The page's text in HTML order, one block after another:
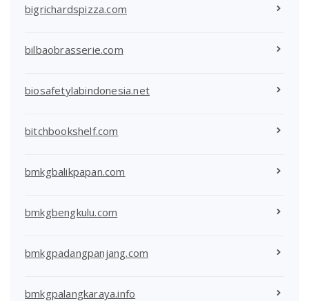
bigrichardspizza.com
bilbaobrasserie.com
biosafetylabindonesia.net
bitchbookshelf.com
bmkgbalikpapan.com
bmkgbengkulu.com
bmkgpadangpanjang.com
bmkgpalangkaraya.info